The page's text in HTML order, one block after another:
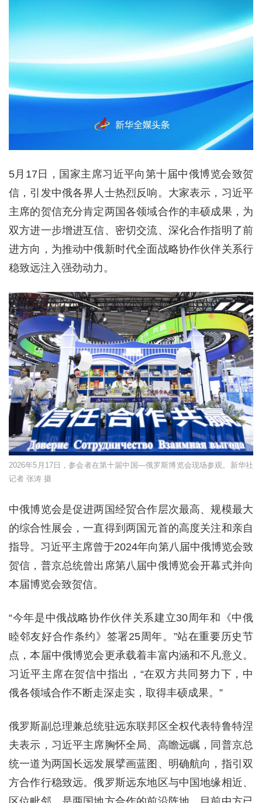
5月17日，国家主席习近平向第十届中俄博览会致贺
信，引发中俄各界人士热烈反响。大家表示，习近平
主席的贺信充分肯定两国各领域合作的丰硕成果，为
双方进一步增进互信、密切交流、深化合作指明了前
进方向，为推动中俄新时代全面战略协作伙伴关系行
稳致远注入强劲动力。
2026年5月17日，参会者在第十届中国—俄罗斯博览会现场参观。新华社
记者 张涛 摄
中俄博览会是促进两国经贸合作层次最高、规模最大
的综合性展会，一直得到两国元首的高度关注和亲自
指导。习近平主席曾于2024年向第八届中俄博览会致
贺信，普京总统曾出席第八届中俄博览会开幕式并向
本届博览会致贺信。
“今年是中俄战略协作伙伴关系建立30周年和《中俄
睦邻友好合作条约》签署25周年。”站在重要历史节
点，本届中俄博览会更承载着丰富内涵和不凡意义。
习近平主席在贺信中指出，“在双方共同努力下，中
俄各领域合作不断走深走实，取得丰硕成果。”
俄罗斯副总理兼总统驻远东联邦区全权代表特鲁特涅
夫表示，习近平主席胸怀全局、高瞻远瞩，同普京总
统一道为两国长远发展擘画蓝图、明确航向，指引双
方合作行稳致远。俄罗斯远东地区与中国地缘相近、